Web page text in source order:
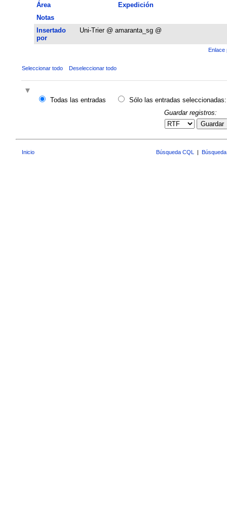
Área
Expedición
Notas
Insertado
por
Uni-Trier @ amaranta_sg @
Enlace
Seleccionar todo Deseleccionar todo
Todas las entradas
Sólo las entradas seleccionadas:
Guardar registros:
Guardar
Inicio Búsqueda CQL